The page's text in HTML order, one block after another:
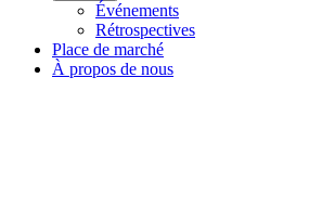
Événements
Rétrospectives
Place de marché
À propos de nous